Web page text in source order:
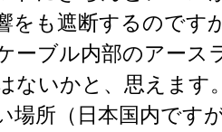
をも遮断するのです
ーブル内部のアース
ないかと、思えます
場所（日本国内です